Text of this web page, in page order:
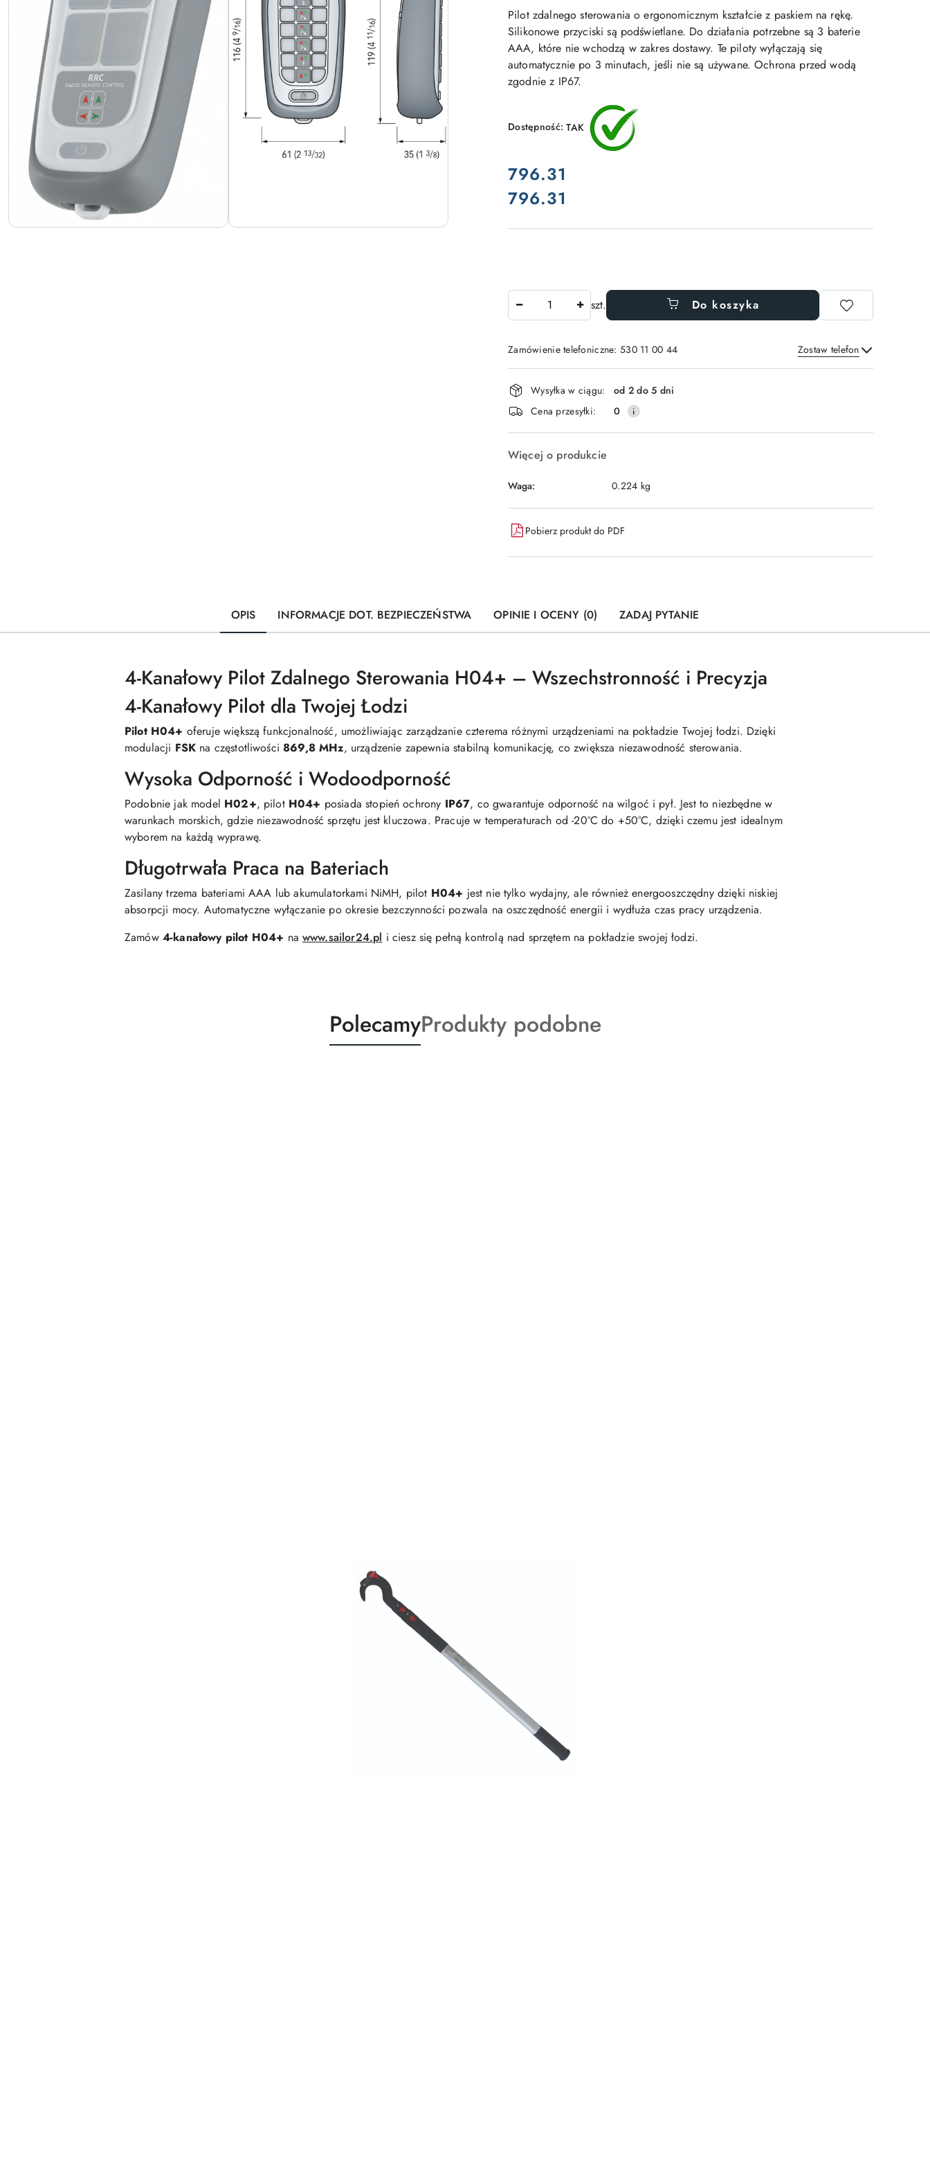
Pilot zdalnego sterowania o ergonomicznym kształcie z paskiem na rękę.
Silikonowe przyciski są podświetlane. Do działania potrzebne są 3 baterie
AAA, które nie wchodzą w zakres dostawy. Te piloty wyłączają się
automatycznie po 3 minutach, jeśli nie są używane. Ochrona przed wodą
zgodnie z IP67.
Dostępność:TAK
cena:
796.31
Cena:
796.31
szt. Do koszyka
Zamówienie telefoniczne: 530 11 00 44 Zostaw telefon
Wyślij
Dostępność
i
dostawa
Wysyłka w ciągu:
od 2 do 5 dni
Cena przesyłki:
0
Więcej o produkcie
Waga: 0.224 kg
Pobierz produkt do PDF
OPIS INFORMACJE DOT. BEZPIECZEŃSTWA OPINIE I OCENY (0) ZADAJ PYTANIE
4-Kanałowy Pilot Zdalnego Sterowania H04+ – Wszechstronność i Precyzja
4-Kanałowy Pilot dla Twojej Łodzi
Pilot H04+ oferuje większą funkcjonalność, umożliwiając zarządzanie czterema różnymi urządzeniami na pokładzie Twojej łodzi. Dzięki
modulacji FSK na częstotliwości869,8 MHz, urządzenie zapewnia stabilną komunikację, co zwiększa niezawodność sterowania.
Wysoka Odporność i Wodoodporność
Podobnie jak model H02+, pilot H04+ posiada stopień ochrony IP67, co gwarantuje odporność na wilgoć i pył. Jest to niezbędne w
warunkach morskich, gdzie niezawodność sprzętu jest kluczowa. Pracuje w temperaturach od -20°C do +50°C, dzięki czemu jest idealnym
wyborem na każdą wyprawę.
Długotrwała Praca na Bateriach
Zasilany trzema bateriami AAA lub akumulatorkami NiMH, pilot H04+ jest nie tylko wydajny, ale również energooszczędny dzięki niskiej
absorpcji mocy. Automatyczne wyłączanie po okresie bezczynności pozwala na oszczędność energii i wydłuża czas pracy urządzenia.
Zamów 4-kanałowy pilot H04+ na www.sailor24.pl i ciesz się pełną kontrolą nad sprzętem na pokładzie swojej łodzi.
Produkty
o
PolecamyProdukty
o
Produkty podobne